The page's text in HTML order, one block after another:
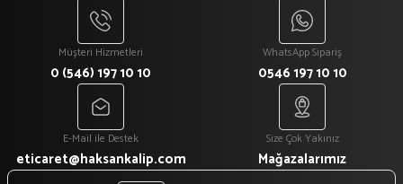
Müşteri Hizmetleri
0 (546) 197 10 10
WhatsApp Sipariş
0546 197 10 10
E-Mail ile Destek
eticaret@haksankalip.com
Size Çok Yakınız
Mağazalarımız